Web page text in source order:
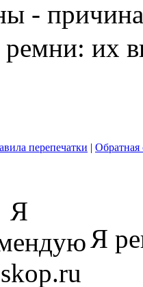
-
их
перепечатки | Обратная
Я